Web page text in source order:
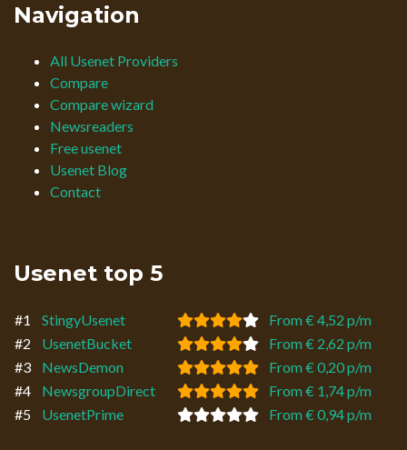
Navigation
All Usenet Providers
Compare
Compare wizard
Newsreaders
Free usenet
Usenet Blog
Contact
Usenet top 5
#1 StingyUsenet
From € 4,52 p/m
#2
UsenetBucket
From € 2,62 p/m
#3
NewsDemon
From € 0,20 p/m
#4
NewsgroupDirect
From € 1,74 p/m
#5
UsenetPrime From € 0,94 p/m